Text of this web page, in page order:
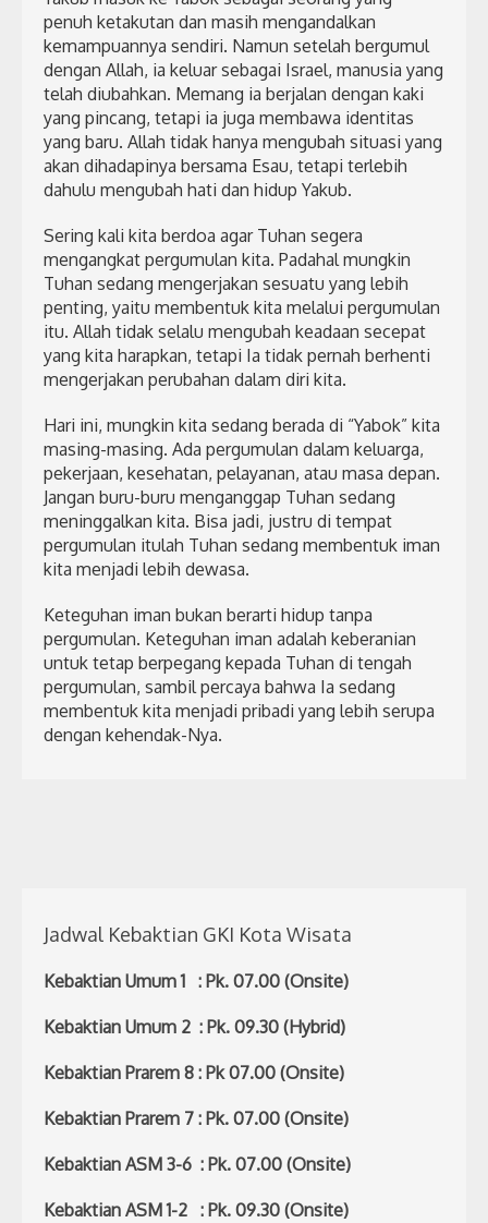
penuh ketakutan dan masih mengandalkan
kemampuannya sendiri. Namun setelah bergumul
dengan Allah, ia keluar sebagai Israel, manusia yang
telah diubahkan. Memang ia berjalan dengan kaki
yang pincang, tetapi ia juga membawa identitas
yang baru. Allah tidak hanya mengubah situasi yang
akan dihadapinya bersama Esau, tetapi terlebih
dahulu mengubah hati dan hidup Yakub.
Sering kali kita berdoa agar Tuhan segera
mengangkat pergumulan kita. Padahal mungkin
Tuhan sedang mengerjakan sesuatu yang lebih
penting, yaitu membentuk kita melalui pergumulan
itu. Allah tidak selalu mengubah keadaan secepat
yang kita harapkan, tetapi Ia tidak pernah berhenti
mengerjakan perubahan dalam diri kita.
Hari ini, mungkin kita sedang berada di “Yabok” kita
masing-masing. Ada pergumulan dalam keluarga,
pekerjaan, kesehatan, pelayanan, atau masa depan.
Jangan buru-buru menganggap Tuhan sedang
meninggalkan kita. Bisa jadi, justru di tempat
pergumulan itulah Tuhan sedang membentuk iman
kita menjadi lebih dewasa.
Keteguhan iman bukan berarti hidup tanpa
pergumulan. Keteguhan iman adalah keberanian
untuk tetap berpegang kepada Tuhan di tengah
pergumulan, sambil percaya bahwa Ia sedang
membentuk kita menjadi pribadi yang lebih serupa
dengan kehendak-Nya.
Jadwal Kebaktian GKI Kota Wisata
Kebaktian Umum 1 : Pk. 07.00 (Onsite)
Kebaktian Umum 2 : Pk. 09.30 (Hybrid)
Kebaktian Prarem 8 : Pk 07.00 (Onsite)
Kebaktian Prarem 7 : Pk. 07.00 (Onsite)
Kebaktian ASM 3-6 : Pk. 07.00 (Onsite)
Kebaktian ASM 1-2 : Pk. 09.30 (Onsite)